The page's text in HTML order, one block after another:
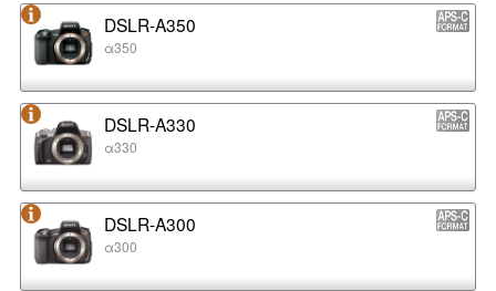
DSLR-A350
α350
DSLR-A330
α330
DSLR-A300
α300